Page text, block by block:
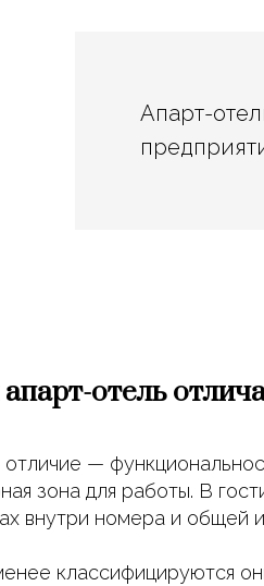
Апарт-
отель
отличие —
зона для работы. В
внутри номера и общей
классифицируются